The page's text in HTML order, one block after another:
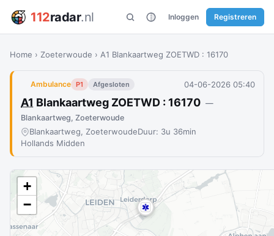
112radar.nl Inloggen Registreren
Home › Zoeterwoude › A1 Blankaartweg ZOETWD : 16170
Ambulance P1 Afgesloten 04-06-2026 05:40
A1 Blankaartweg ZOETWD : 16170 —
Blankaartweg, Zoeterwoude
Blankaartweg, ZoeterwoudeDuur: 3u 36min
Hollands Midden
+
−